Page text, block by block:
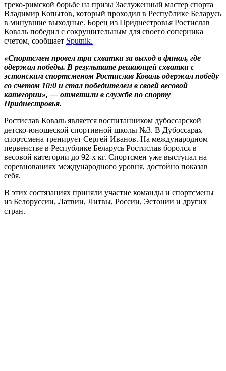
греко-римской борьбе на призы Заслуженный мастер спорта
Владимир Копытов, который проходил в Республике Беларусь
в минувшие выходные. Борец из Приднестровья Ростислав
Коваль победил с сокрушительным для своего соперника
счетом, сообщает Sputnik.
«Спортсмен провел три схватки за выход в финал, где
одержал победы. В результате решающей схватки с
эстонским спортсменом Ростислав Коваль одержал победу
со счетом 10:0 и стал победителем в своей весовой
категории», — отметили в службе по спорту
Приднестровья.
Ростислав Коваль является воспитанником дубоссарской
детско-юношеской спортивной школы №3. В Дубоссарах
спортсмена тренирует Сергей Иванов. На международном
первенстве в Республике Беларусь Ростислав боролся в
весовой категории до 92-х кг. Спортсмен уже выступал на
соревнованиях международного уровня, достойно показав
себя.
В этих состязаниях приняли участие команды и спортсмены
из Белоруссии, Латвии, Литвы, России, Эстонии и других
стран.